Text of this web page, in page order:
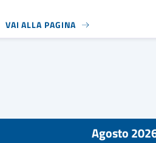
VAI ALLA PAGINA
Agosto